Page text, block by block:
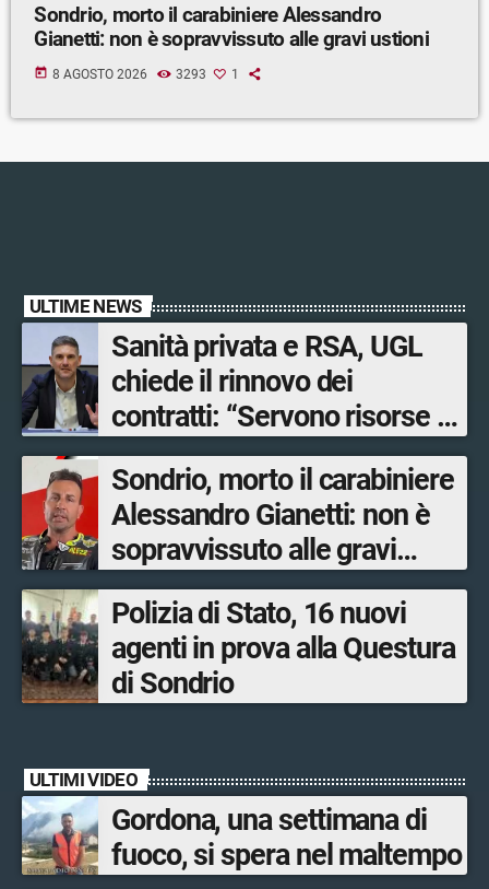
Sondrio, morto il carabiniere Alessandro
Gianetti: non è sopravvissuto alle gravi ustioni
today 8 AGOSTO 2026 3293 1
ULTIME NEWS
Sanità privata e RSA, UGL
chiede il rinnovo dei
contratti: “Servono risorse e
salari adeguati”
Sondrio, morto il carabiniere
Alessandro Gianetti: non è
sopravvissuto alle gravi
ustioni
Polizia di Stato, 16 nuovi
agenti in prova alla Questura
di Sondrio
ULTIMI VIDEO
Gordona, una settimana di
fuoco, si spera nel maltempo